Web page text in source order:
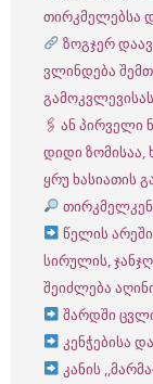
თირკმელებსა
ზოგჯერ
ვლინდება
🖇 ან პირველი
დიდი
ყრუ ხასიათის
წელის
სირულის,
შეიძლება
შარდში
კენჭებისა
კანის